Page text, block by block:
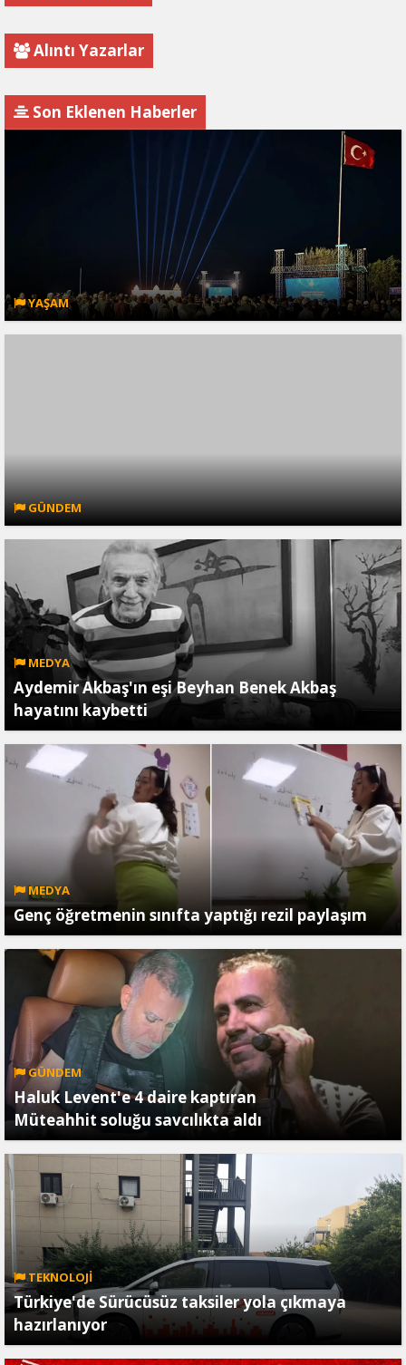
Alıntı Yazarlar
Son Eklenen Haberler
YAŞAM
GÜNDEM
MEDYA
Aydemir Akbaş'ın eşi Beyhan Benek Akbaş
hayatını kaybetti
MEDYA
Genç öğretmenin sınıfta yaptığı rezil paylaşım
GÜNDEM
Haluk Levent'e 4 daire kaptıran
Müteahhit soluğu savcılıkta aldı
TEKNOLOJİ
Türkiye'de Sürücüsüz taksiler yola çıkmaya
hazırlanıyor